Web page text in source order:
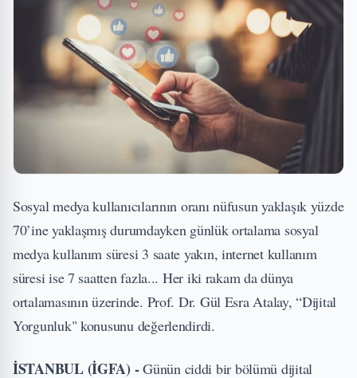
Sosyal medya kullanıcılarının oranı nüfusun yaklaşık yüzde
70’ine yaklaşmış durumdayken günlük ortalama sosyal
medya kullanım süresi 3 saate yakın, internet kullanım
süresi ise 7 saatten fazla... Her iki rakam da dünya
ortalamasının üzerinde. Prof. Dr. Gül Esra Atalay, “Dijital
Yorgunluk" konusunu değerlendirdi.
İSTANBUL (İGFA) -Günün ciddi bir bölümü dijital